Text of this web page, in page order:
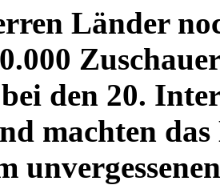
Länder
den 20.
machten